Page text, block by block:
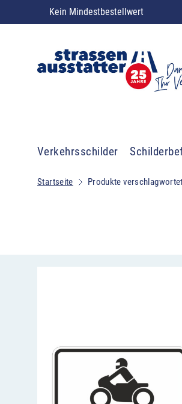
Kein Mindestbestellwert
Verkehrsschilder
Startseite Produkte